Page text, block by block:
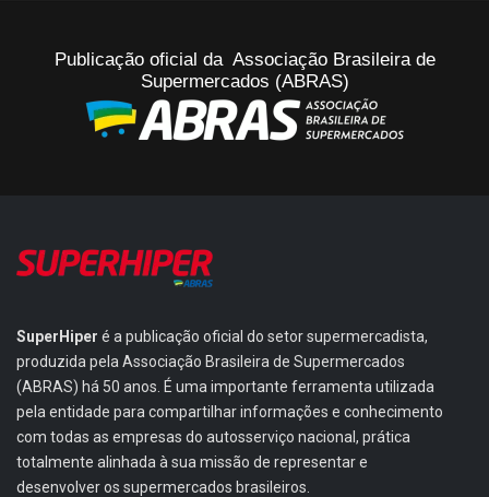
Publicação oficial da Associação Brasileira de
Supermercados (ABRAS)
SuperHiper é a publicação oficial do setor supermercadista,
produzida pela Associação Brasileira de Supermercados
(ABRAS) há 50 anos. É uma importante ferramenta utilizada
pela entidade para compartilhar informações e conhecimento
com todas as empresas do autosserviço nacional, prática
totalmente alinhada à sua missão de representar e
desenvolver os supermercados brasileiros.